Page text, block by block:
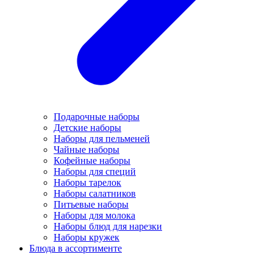
Подарочные наборы
Детские наборы
Наборы для пельменей
Чайные наборы
Кофейные наборы
Наборы для специй
Наборы тарелок
Наборы салатников
Питьевые наборы
Наборы для молока
Наборы блюд для нарезки
Наборы кружек
Блюда в ассортименте